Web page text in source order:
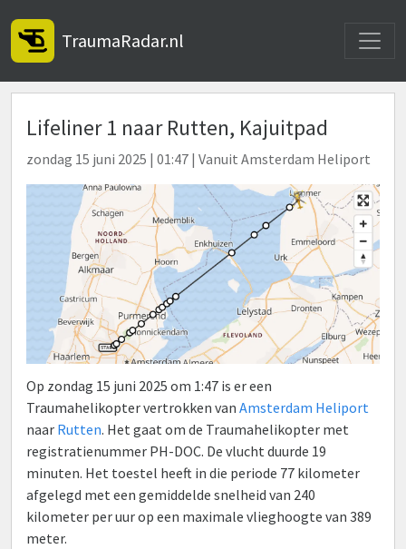
TraumaRadar.nl
Lifeliner 1 naar Rutten, Kajuitpad
zondag 15 juni 2025 | 01:47 | Vanuit Amsterdam Heliport
Op zondag 15 juni 2025 om 1:47 is er een
Traumahelikopter vertrokken van Amsterdam Heliport
naar Rutten. Het gaat om de Traumahelikopter met
registratienummer PH-DOC. De vlucht duurde 19
minuten. Het toestel heeft in die periode 77 kilometer
afgelegd met een gemiddelde snelheid van 240
kilometer per uur op een maximale vlieghoogte van 389
meter.